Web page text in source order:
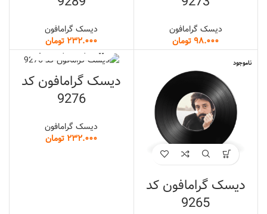
دیسک گرامافون
تومان
دیسک گرامافون
تومان
ناموجود
دیسک گرامافون کد
9265
دیسک گرامافون کد
9276
دیسک گرامافون
تومان